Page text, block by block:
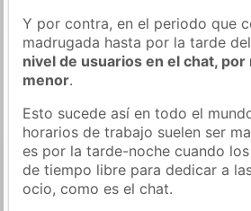
Y por contra, en el periodo que
madrugada hasta por la tarde
nivel de usuarios en el chat,
menor.
Esto sucede así en todo el
horarios de trabajo suelen ser
es por la tarde-noche cuando
de tiempo libre para dedicar a
ocio, como es el chat.